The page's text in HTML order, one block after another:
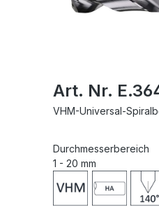
Art. Nr.
VHM-Universal-
Durchmesserbereich
1 - 20 mm